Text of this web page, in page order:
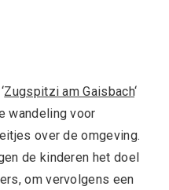
Zugspitzi am Gaisbach‘
wandeling voor
over de omgeving.
de kinderen het doel
om vervolgens een